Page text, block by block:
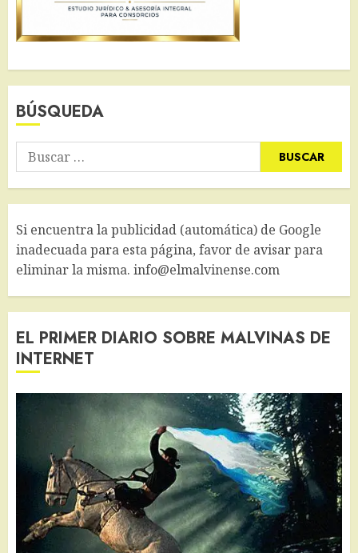
BÚSQUEDA
Buscar:
Si encuentra la publicidad (automática) de Google
inadecuada para esta página, favor de avisar para
eliminar la misma. info@elmalvinense.com
EL PRIMER DIARIO SOBRE MALVINAS DE
INTERNET